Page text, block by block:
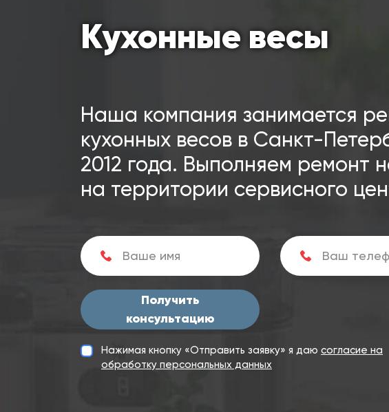
Кухонные весы
Наша компания занимается
кухонных весов в Санкт-
2012 года. Выполняем ремонт
на территории сервисного
Получить
консультацию
Нажимая кнопку «Отправить заявку» я даю согласие на
обработку персональных данных